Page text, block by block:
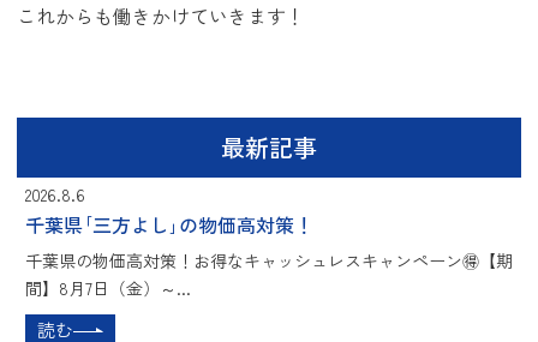
これからも働きかけていきます！
最新記事
2026.8.6
千葉県｢三方よし｣の物価高対策！
千葉県の物価高対策！お得なキャッシュレスキャンペーン🉐【期
間】8月7日（金）～...
読む